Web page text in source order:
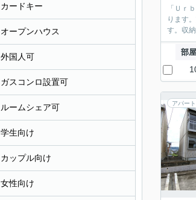
「Ｕｒ
ります
す。収
部
アパート
カードキー
オープンハウス
外国人可
ガスコンロ設置可
ルームシェア可
学生向け
カップル向け
女性向け